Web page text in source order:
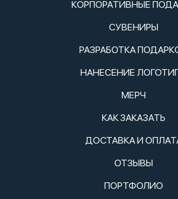
КОРПОРАТИВНЫЕ
СУВЕНИРЫ
РАЗРАБОТКА
НАНЕСЕНИЕ
МЕРЧ
КАК ЗАКАЗАТЬ
ДОСТАВКА И
ОТЗЫВЫ
ПОРТФОЛИО